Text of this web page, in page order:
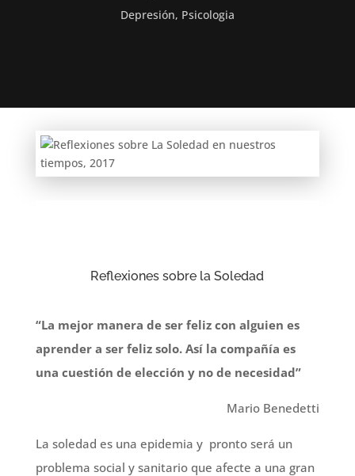
Depresión, Psicologia
Reflexiones sobre la Soledad
“La mejor manera de ser feliz con alguien es
aprender a ser feliz solo. Así la compañía es
una cuestión de elección y no de necesidad”
Mario Benedetti
La soledad es una epidemia y pronto será un
problema social y sanitario que afecte a una gran